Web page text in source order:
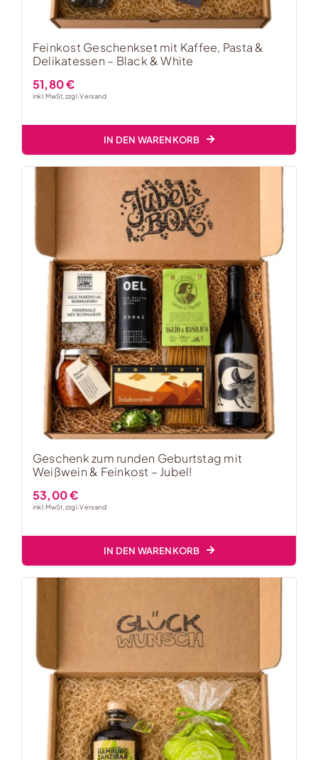
Feinkost Geschenkset mit Kaffee, Pasta &
Delikatessen – Black & White
51,80€
inkl. MwSt, zzgl.Versand
IN DEN WARENKORB
Geschenk zum runden Geburtstag mit
Weißwein & Feinkost – Jubel!
53,00€
inkl. MwSt, zzgl.Versand
IN DEN WARENKORB